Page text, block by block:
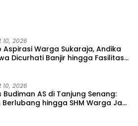
10, 2026
Aspirasi Warga Sukaraja, Andika
Dicurhati Banjir hingga Fasilitas
10, 2026
Budiman AS di Tanjung Senang:
hingga SHM Warga Jadi